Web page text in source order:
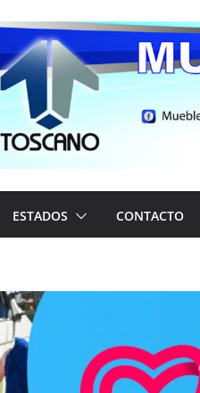
ESTADOS CONTACTO